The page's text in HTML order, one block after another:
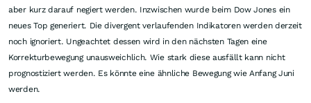
aber kurz darauf negiert werden. Inzwischen wurde beim Dow Jones ein
neues Top generiert. Die divergent verlaufenden Indikatoren werden derzeit
noch ignoriert. Ungeachtet dessen wird in den nächsten Tagen eine
Korrekturbewegung unausweichlich. Wie stark diese ausfällt kann nicht
prognostiziert werden. Es könnte eine ähnliche Bewegung wie Anfang Juni
werden.